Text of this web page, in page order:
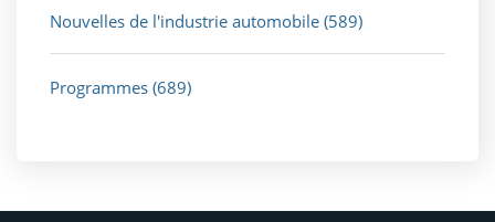
Nouvelles de l'industrie automobile (589)
Programmes (689)